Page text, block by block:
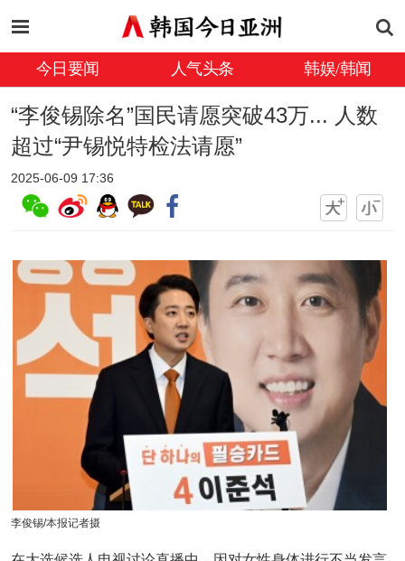
今日要闻 人气头条 韩娱/韩闻
“李俊锡除名”国民请愿突破43万... 人数
超过“尹锡悦特检法请愿”
2025-06-09 17:36
李俊锡/本报记者摄